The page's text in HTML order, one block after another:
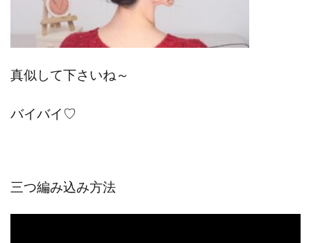
真似して下さいね～
バイバイ♡
三つ編み込み方法